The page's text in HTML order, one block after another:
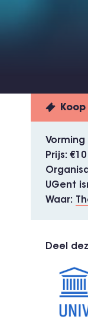
Vorming
Prijs
UGent
Waar
Deel